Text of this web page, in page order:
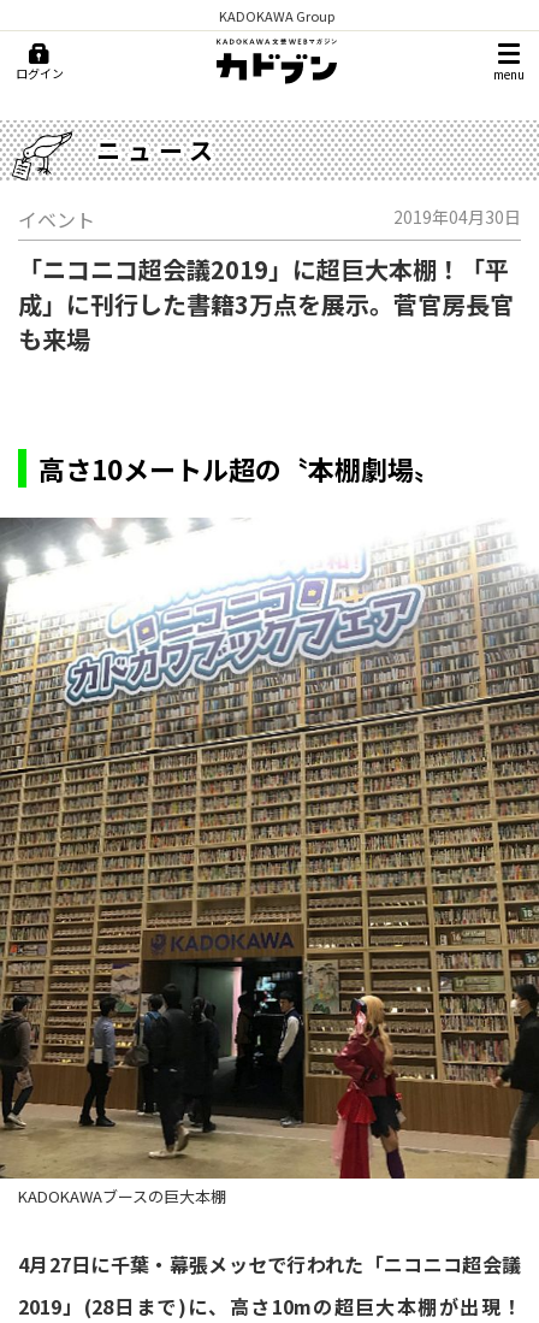
KADOKAWA Group
ログイン menu
ニュース
イベント 2019年04月30日
「ニコニコ超会議2019」に超巨大本棚！「平
成」に刊行した書籍3万点を展示。菅官房長官
も来場
高さ10メートル超の〝本棚劇場〟
KADOKAWAブースの巨大本棚
4月27日に千葉・幕張メッセで行われた「ニコニコ超会議
2019」(28日まで)に、高さ10mの超巨大本棚が出現！